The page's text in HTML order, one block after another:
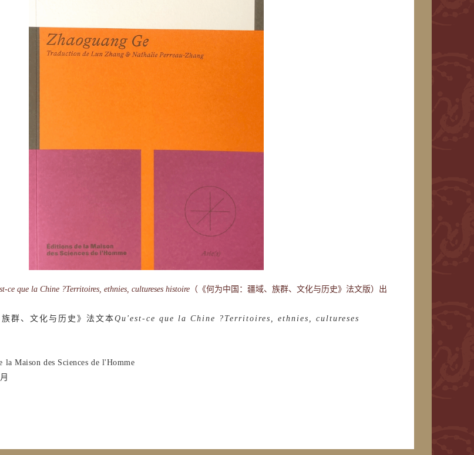
ce que la Chine ?Territoires, ethnies, cultureses histoire （《何为中国：疆域、族群、文化与历史》法文版）出
族群、文化与历史》法文本Qu'est-ce que la Chine ?Territoires, ethnies, cultureses
la Maison des Sciences de l'Homme